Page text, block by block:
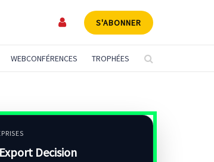
S'ABONNER
WEBCONFÉRENCES TROPHÉES
Decision